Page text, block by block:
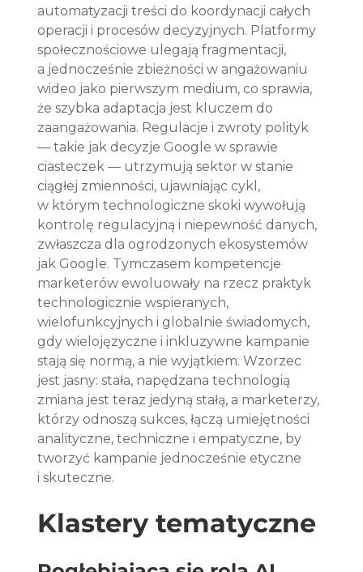
automatyzacji treści do koordynacji całych
operacji i procesów decyzyjnych. Platformy
społecznościowe ulegają fragmentacji,
a jednocześnie zbieżności w angażowaniu
wideo jako pierwszym medium, co sprawia,
że szybka adaptacja jest kluczem do
zaangażowania. Regulacje i zwroty polityk
— takie jak decyzje Google w sprawie
ciasteczek — utrzymują sektor w stanie
ciągłej zmienności, ujawniając cykl,
w którym technologiczne skoki wywołują
kontrolę regulacyjną i niepewność danych,
zwłaszcza dla ogrodzonych ekosystemów
jak Google. Tymczasem kompetencje
marketerów ewoluowały na rzecz praktyk
technologicznie wspieranych,
wielofunkcyjnych i globalnie świadomych,
gdy wielojęzyczne i inkluzywne kampanie
stają się normą, a nie wyjątkiem. Wzorzec
jest jasny: stała, napędzana technologią
zmiana jest teraz jedyną stałą, a marketerzy,
którzy odnoszą sukces, łączą umiejętności
analityczne, techniczne i empatyczne, by
tworzyć kampanie jednocześnie etyczne
i skuteczne.
Klastery tematyczne